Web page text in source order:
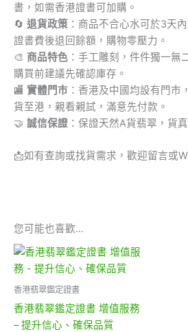
書，如需香港證書可加購。
🔄 退貨政策 ：商品不合心水可於3天
證書費後退回餘額，購物零壓力。
🎨 商品特色 ：手工雕刻，件件獨一無
購買前建議先確認庫存。
🏬 實體門市 ：香港及中國均設有門市
貨至港，親看親試，滿意先付款。
🤝 誠信保證 ：保證天然A貨翡翠，貨
📩如有查詢或找貨需求，歡迎留言或
您可能也喜歡…
香港翡翠鑑定證書
香港翡翠鑑定證書 增值服務
– 提升信心、確保品質